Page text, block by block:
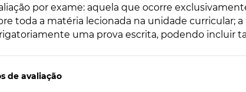
por exame: aquela que ocorre
toda a matéria lecionada na unidade curricular;
uma prova escrita, podendo incluir
de avaliação